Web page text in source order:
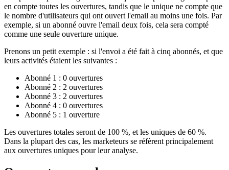
en compte toutes les ouvertures, tandis que le unique ne compte que
le nombre d'utilisateurs qui ont ouvert l'email au moins une fois. Par
exemple, si un abonné ouvre l'email deux fois, cela sera compté
comme une seule ouverture unique.
Prenons un petit exemple : si l'envoi a été fait à cinq abonnés, et que
leurs activités étaient les suivantes :
Abonné 1 : 0 ouvertures
Abonné 2 : 2 ouvertures
Abonné 3 : 2 ouvertures
Abonné 4 : 0 ouvertures
Abonné 5 : 1 ouverture
Les ouvertures totales seront de 100 %, et les uniques de 60 %.
Dans la plupart des cas, les marketeurs se réfèrent principalement
aux ouvertures uniques pour leur analyse.